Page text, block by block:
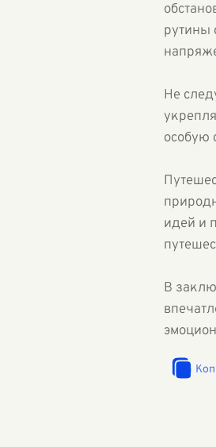
рутины
Не
особую
идей и
В